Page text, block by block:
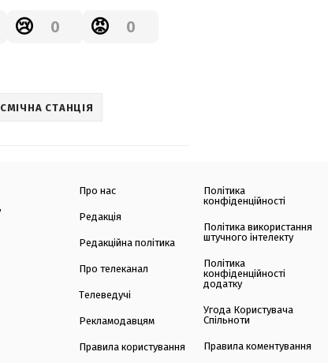
😢 0 😡 0
СТАНЦІЯ
Про нас
Редакція
Редакційна політика
Про телеканал
Телеведучі
Рекламодавцям
Правила користування
Політика
конфіденційності
Політика використання
штучного інтелекту
Політика
конфіденційності
додатку
Угода Користувача
Спільноти
Правила коментування